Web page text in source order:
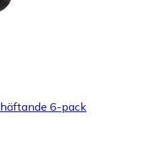
6-pack